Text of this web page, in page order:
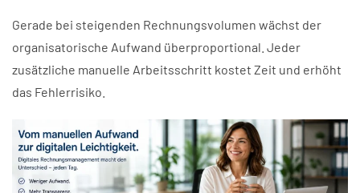
Gerade bei steigenden Rechnungsvolumen wächst der
organisatorische Aufwand überproportional. Jeder
zusätzliche manuelle Arbeitsschritt kostet Zeit und erhöht
das Fehlerrisiko.